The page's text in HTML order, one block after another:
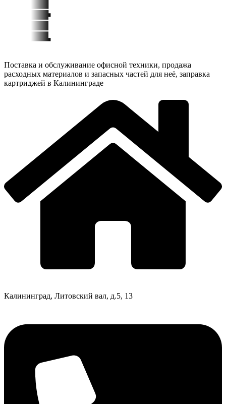
Поставка и обслуживание офисной техники, продажа
расходных материалов и запасных частей для неё, заправка
картриджей в Калининграде
Калининград, Литовский вал, д.5, 13